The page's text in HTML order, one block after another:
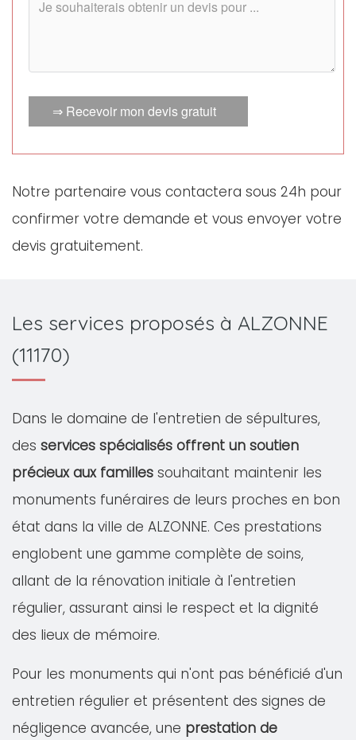
⇒ Recevoir mon devis gratuit
Notre partenaire vous contactera sous 24h pour
confirmer votre demande et vous envoyer votre
devis gratuitement.
Les services proposés à ALZONNE
(11170)
Dans le domaine de l'entretien de sépultures,
des services spécialisés offrent un soutien
précieux aux familles souhaitant maintenir les
monuments funéraires de leurs proches en bon
état dans la ville de ALZONNE. Ces prestations
englobent une gamme complète de soins,
allant de la rénovation initiale à l'entretien
régulier, assurant ainsi le respect et la dignité
des lieux de mémoire.
Pour les monuments qui n'ont pas bénéficié d'un
entretien régulier et présentent des signes de
négligence avancée, une prestation de